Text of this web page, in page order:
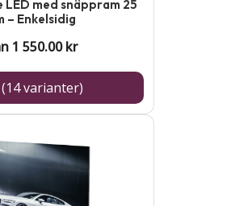
med snäppram 25
– Enkelsidig
1 550.00kr
varianter)